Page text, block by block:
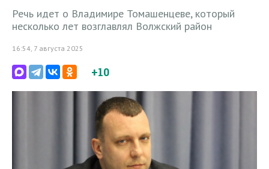
Речь идет о Владимире Томашенцеве, который
несколько лет возглавлял Волжский район
16:54, 7 августа 2025
+10